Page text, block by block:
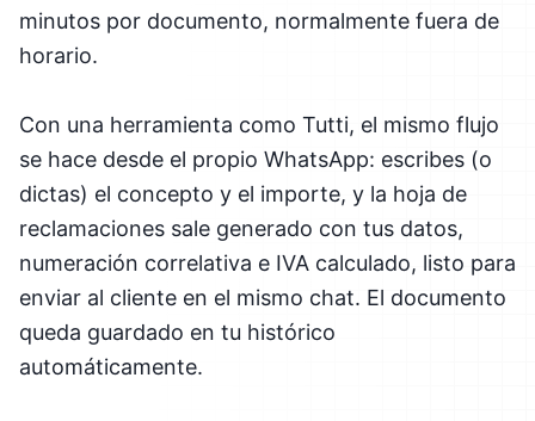
minutos por documento, normalmente fuera de
horario.
Con una herramienta como Tutti, el mismo flujo
se hace desde el propio WhatsApp: escribes (o
dictas) el concepto y el importe, y la hoja de
reclamaciones sale generado con tus datos,
numeración correlativa e IVA calculado, listo para
enviar al cliente en el mismo chat. El documento
queda guardado en tu histórico
automáticamente.